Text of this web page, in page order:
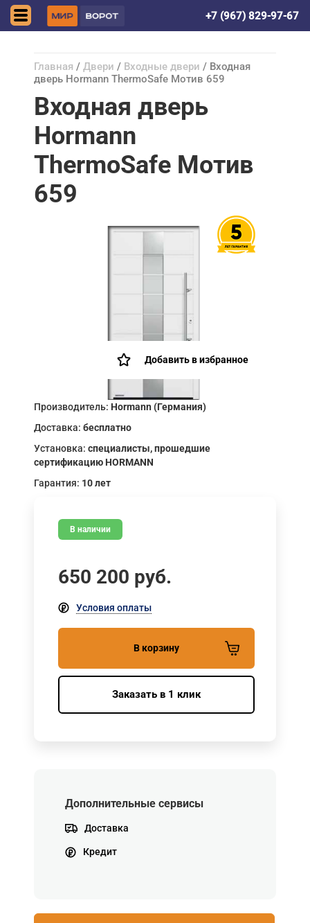
+7 (967) 829-97-67
Главная / Двери / Входные двери / Входная
дверь Hormann ThermoSafe Мотив 659
Входная дверь
Hormann
ThermoSafe Мотив
659
Добавить в избранное
Производитель: Hormann (Германия)
Доставка: бесплатно
Установка: специалисты, прошедшие
сертификацию HORMANN
Гарантия: 10 лет
В наличии
650 200 руб.
Условия оплаты
В корзину
Заказать в 1 клик
Дополнительные сервисы
Доставка
Кредит